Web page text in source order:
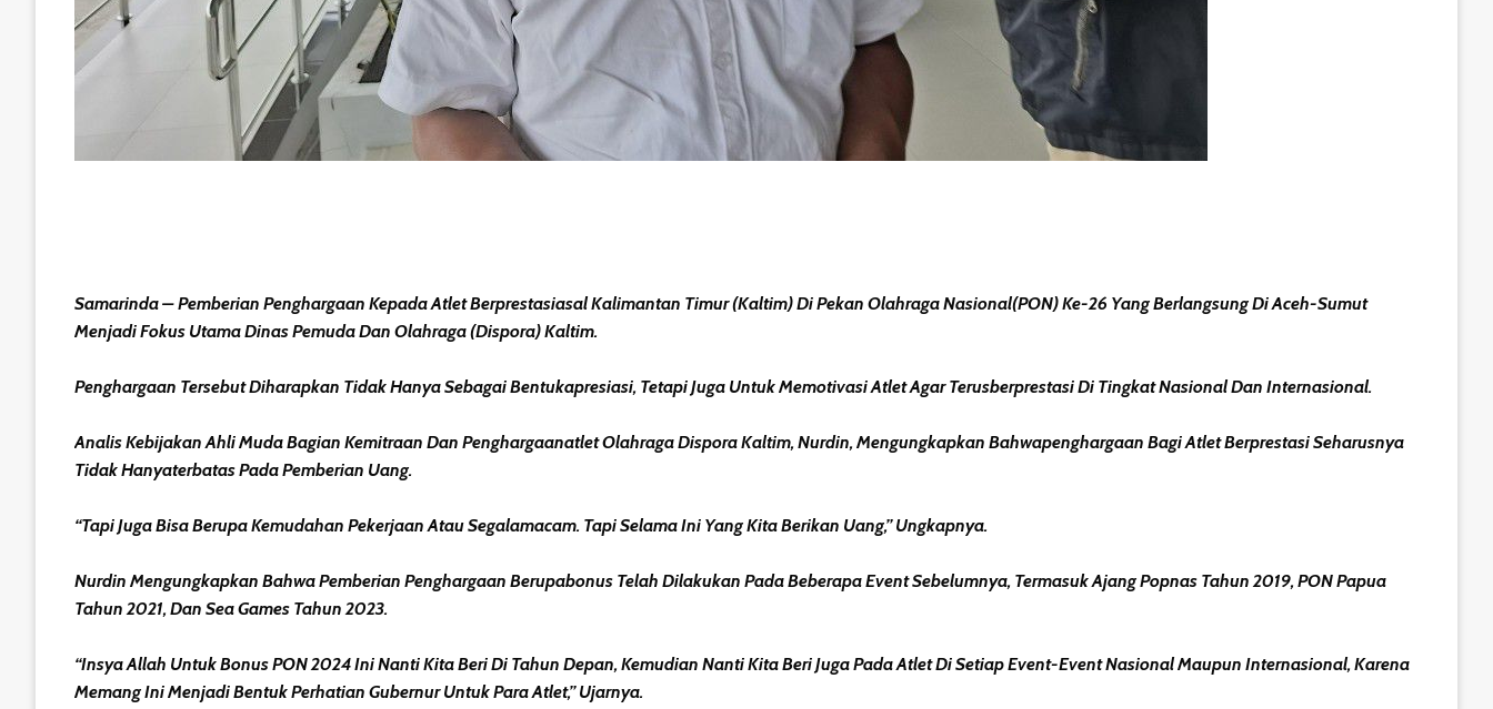
Samarinda – Pemberian Penghargaan Kepada Atlet Berprestasiasal Kalimantan Timur (Kaltim) Di Pekan Olahraga Nasional(PON) Ke-26 Yang Berlangsung Di Aceh-Sumut
Menjadi Fokus Utama Dinas Pemuda Dan Olahraga (Dispora) Kaltim.
Penghargaan Tersebut Diharapkan Tidak Hanya Sebagai Bentukapresiasi, Tetapi Juga Untuk Memotivasi Atlet Agar Terusberprestasi Di Tingkat Nasional Dan Internasional.
Analis Kebijakan Ahli Muda Bagian Kemitraan Dan Penghargaanatlet Olahraga Dispora Kaltim, Nurdin, Mengungkapkan Bahwapenghargaan Bagi Atlet Berprestasi Seharusnya
Tidak Hanyaterbatas Pada Pemberian Uang.
“Tapi Juga Bisa Berupa Kemudahan Pekerjaan Atau Segalamacam. Tapi Selama Ini Yang Kita Berikan Uang,” Ungkapnya.
Nurdin Mengungkapkan Bahwa Pemberian Penghargaan Berupabonus Telah Dilakukan Pada Beberapa Event Sebelumnya, Termasuk Ajang Popnas Tahun 2019, PON Papua
Tahun 2021, Dan Sea Games Tahun 2023.
“Insya Allah Untuk Bonus PON 2024 Ini Nanti Kita Beri Di Tahun Depan, Kemudian Nanti Kita Beri Juga Pada Atlet Di Setiap Event-Event Nasional Maupun Internasional, Karena
Memang Ini Menjadi Bentuk Perhatian Gubernur Untuk Para Atlet,” Ujarnya.